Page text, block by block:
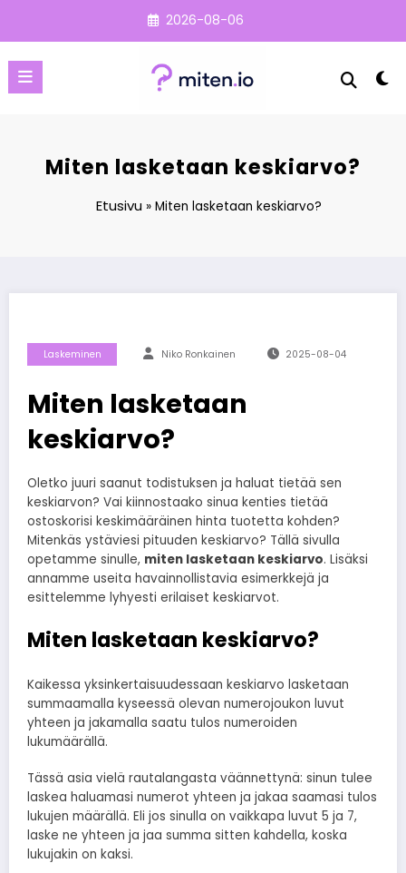
content
2026-08-06
Miten lasketaan keskiarvo?
Etusivu »Miten lasketaan keskiarvo?
Laskeminen Niko Ronkainen 2025-08-04
Miten lasketaan
keskiarvo?
Oletko juuri saanut todistuksen ja haluat tietää sen
keskiarvon? Vai kiinnostaako sinua kenties tietää
ostoskorisi keskimääräinen hinta tuotetta kohden?
Mitenkäs ystäviesi pituuden keskiarvo? Tällä sivulla
opetamme sinulle, miten lasketaan keskiarvo. Lisäksi
annamme useita havainnollistavia esimerkkejä ja
esittelemme lyhyesti erilaiset keskiarvot.
Miten lasketaan keskiarvo?
Kaikessa yksinkertaisuudessaan keskiarvo lasketaan
summaamalla kyseessä olevan numerojoukon luvut
yhteen ja jakamalla saatu tulos numeroiden
lukumäärällä.
Tässä asia vielä rautalangasta väännettynä: sinun tulee
laskea haluamasi numerot yhteen ja jakaa saamasi tulos
lukujen määrällä. Eli jos sinulla on vaikkapa luvut 5 ja 7,
laske ne yhteen ja jaa summa sitten kahdella, koska
lukujakin on kaksi.